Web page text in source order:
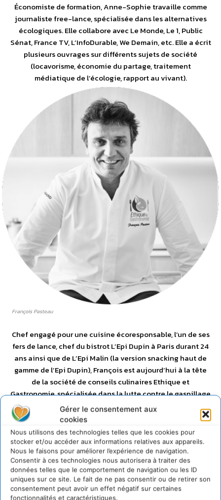
Gérer le consentement aux
cookies
Nous utilisons des technologies telles que les cookies pour
stocker et/ou accéder aux informations relatives aux appareils.
Nous le faisons pour améliorer l’expérience de navigation.
Consentir à ces technologies nous autorisera à traiter des
données telles que le comportement de navigation ou les ID
uniques sur ce site. Le fait de ne pas consentir ou de retirer son
consentement peut avoir un effet négatif sur certaines
fonctionnalités et caractéristiques.
Économiste de formation, Anne-Sophie travaille comme
journaliste free-lance, spécialisée dans les alternatives
écologiques. Elle collabore avec Le Monde, Le 1, Public
Sénat, France TV, L’InfoDurable, We Demain, etc. Elle a écrit
plusieurs ouvrages sur différents sujets de société
(locavorisme, économie du partage, traitement
médiatique de l’écologie, rapport au vivant).
François Pasteau
Chef engagé pour une cuisine écoresponsable, l’un de ses
fers de lance, chef du bistrot L’Epi Dupin à Paris durant 24
ans ainsi que de L’Epi Malin (la version snacking haut de
gamme de l’Epi Dupin), François est aujourd’hui à la tête
de la société de conseils culinaires Ethique et
Gastronomie, spécialisée dans la lutte contre le gaspillage
alimentaire grâce une cuisine responsable, saine et
engagée. Il est également l’auteur du livre de cuisine
«Manger et cuisiner éco-responsable» aux éditions
Hachette.